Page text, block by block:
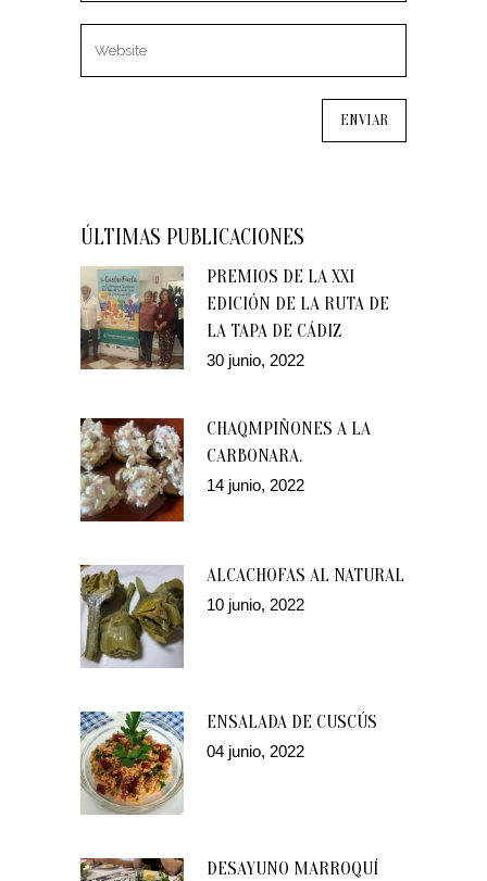
ÚLTIMAS PUBLICACIONES
PREMIOS DE LA XXI
EDICIÓN DE LA RUTA DE
LA TAPA DE CÁDIZ
30 junio, 2022
CHAQMPIÑONES A LA
CARBONARA.
14 junio, 2022
ALCACHOFAS AL NATURAL
10 junio, 2022
ENSALADA DE CUSCÚS
04 junio, 2022
DESAYUNO MARROQUÍ